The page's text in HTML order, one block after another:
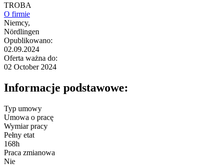
TROBA
O firmie
Niemcy,
Nördlingen
Opublikowano:
02.09.2024
Oferta ważna do:
02 October 2024
Informacje podstawowe:
Typ umowy
Umowa o pracę
Wymiar pracy
Pełny etat
168h
Praca zmianowa
Nie